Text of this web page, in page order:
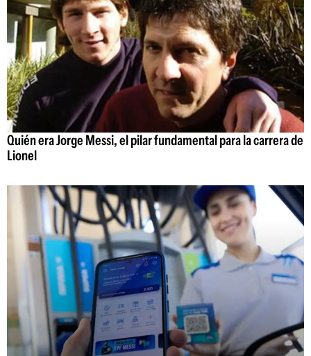
Quién era Jorge Messi, el pilar fundamental para la carrera de
Lionel